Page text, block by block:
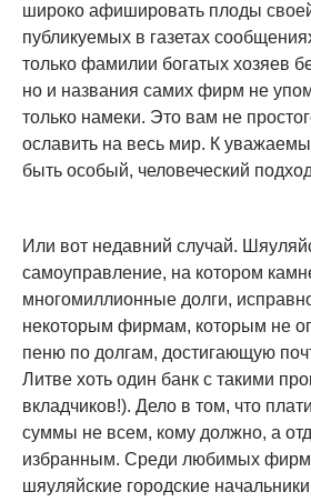
широко афишировать плоды
публикуемых в газетах
только фамилии богатых хозяев
но и названия самих фирм не
только намеки. Это вам не
ославить на весь мир. К
быть особый, человеческий
Или вот недавний случай.
самоуправление, на котором
многомиллионные долги,
некоторым фирмам, которым не
пеню по долгам, достигающую
Литве хоть один банк с такими
вкладчиков!). Дело в том, что
суммы не всем, кому должно, а
избранным. Среди любимых фирм,
шяуляйские городские